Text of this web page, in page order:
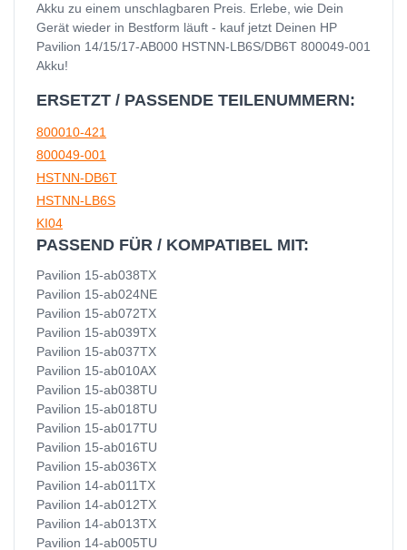
Akku zu einem unschlagbaren Preis. Erlebe, wie Dein
Gerät wieder in Bestform läuft - kauf jetzt Deinen HP
Pavilion 14/15/17-AB000 HSTNN-LB6S/DB6T 800049-001
Akku!
ERSETZT / PASSENDE TEILENUMMERN:
800010-421
800049-001
HSTNN-DB6T
HSTNN-LB6S
KI04
PASSEND FÜR / KOMPATIBEL MIT:
Pavilion 15-ab038TX
Pavilion 15-ab024NE
Pavilion 15-ab072TX
Pavilion 15-ab039TX
Pavilion 15-ab037TX
Pavilion 15-ab010AX
Pavilion 15-ab038TU
Pavilion 15-ab018TU
Pavilion 15-ab017TU
Pavilion 15-ab016TU
Pavilion 15-ab036TX
Pavilion 14-ab011TX
Pavilion 14-ab012TX
Pavilion 14-ab013TX
Pavilion 14-ab005TU